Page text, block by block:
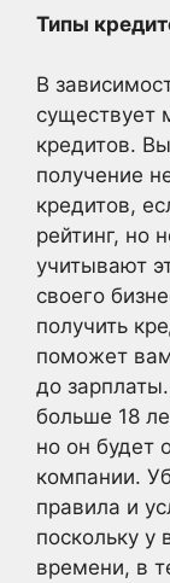
Типы
В
существует
кредитов.
получение
кредитов,
рейтинг, но
учитывают
своего
получить
поможет
до
больше 18
но он будет
компании.
правила и
поскольку у
времени, в